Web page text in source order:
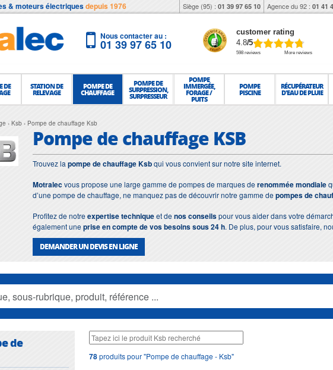
& moteurs électriquesdepuis 1976 Siège (95) : 01 39 97 65 10 Agence du 92 : 01 41
Nous contacter au :
01 39 97 65 10
customer rating
4.8/5
598 reviews More reviews
DE STATION DE
RELEVAGE
POMPE DE
CHAUFFAGE
POMPE DE
SURPRESSION,
SURPRESSEUR
POMPE
IMMERGÉE,
FORAGE /
PUITS
POMPE
PISCINE
RÉCUPÉRATEUR
D'EAU DE PLUIE
Ksb Pompe de chauffage Ksb
Pompe de chauffage KSB
Trouvez la pompe de chauffage Ksbqui vous convient sur notre site internet.
Motralecvous propose une large gamme de pompes de marques derenommée mondiale
d’une pompe de chauffage, ne manquez pas de découvrir notre gamme depompes de
Profitez de notreexpertise techniqueet denos conseilspour vous aider dans votre
également uneprise en compte de vos besoins sous 24 h. De plus, pour vous satisfaire,
DEMANDER UN DEVIS EN LIGNE
de
78produits pour "Pompe de chauffage - Ksb"